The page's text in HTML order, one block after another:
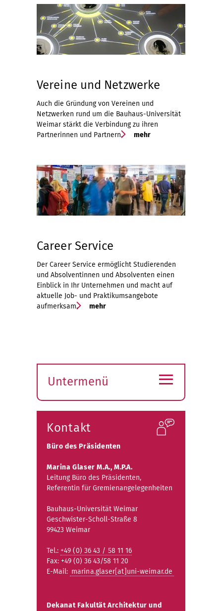
Vereine und Netzwerke
Auch die Gründung von Vereinen und
Netzwerken rund um die Bauhaus-Universität
Weimar stärkt die Verbindung zu ihren
Partnerinnen und Partnern.
mehr
Career Service
Der Career Service ermöglicht Studierenden
und Absolventinnen und Absolventen einen
Einblick in Ihr Unternehmen und macht auf
aktuelle Job- und Praktikumsangebote
aufmerksam.
mehr
Untermenü
öffnen
≡
Kontakt
Büro des Präsidenten
Marina Glaser M.A., M.P.A.
Leitung Büro des Präsidenten,
Referentin für Gremienangelegenheiten
Bauhaus-Universität Weimar
Geschwister-Scholl-Straße 8
99423 Weimar
Tel.: +49 (0) 36 43 / 58 11 16
Fax: +49 (0) 36 43/58 11 20
E-Mail: marina.glaser[at]uni-weimar.de
Dekanat Fakultät Architektur und